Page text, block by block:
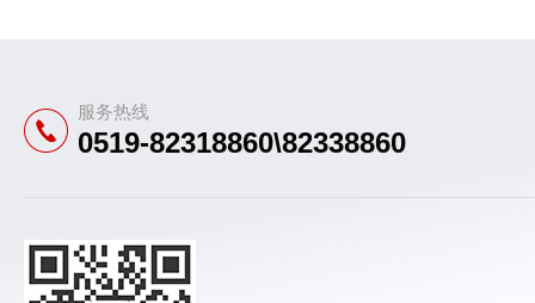
服务热线
0519-82318860\82338860